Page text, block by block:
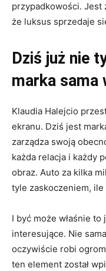
przypadkowości. Jest
że luksus sprzedaje
Dziś już nie
marka sama
Klaudia Halejcio
ekranu. Dziś jest
zarządza swoją
każda relacja i każdy
obraz. Auto za kilka
tyle zaskoczeniem,
I być może właśnie
interesujące. Nie
oczywiście robi
ten element został